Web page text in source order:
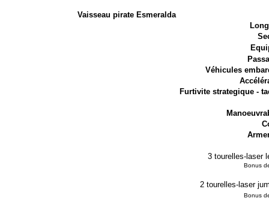
Vaisseau pirate Esmeralda
Véhicules
Furtivite strategique -
3 tourelles-laser
Bonus
2 tourelles-laser
Bonus